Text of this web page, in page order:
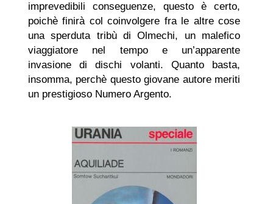
imprevedibili conseguenze, questo è certo,
poichè finirà col coinvolgere fra le altre cose
una sperduta tribù di Olmechi, un malefico
viaggiatore nel tempo e un’apparente
invasione di dischi volanti. Quanto basta,
insomma, perchè questo giovane autore meriti
un prestigioso Numero Argento.